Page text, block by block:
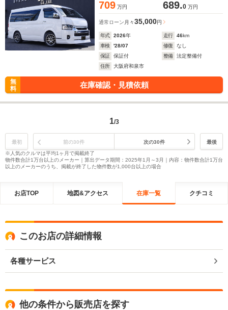
709 万円 689.0 万円
通常ローン 月々35,000円
年式 2026年 走行 46km
車検
'28/07 修復
なし
保証
保証付 整備
法定整備付
住所
大阪府和泉市
無
料
在庫確認・見積依頼
1/3
最初 前の30件 次の30件
最後
※人気のクルマは平均1ヶ月で掲載終了
物件数合計1万台以上のメーカー｜算出データ期間：2025年1月～3月｜内容：物件数合計1万台
以上のメーカーのうち、掲載が終了した物件数が1,000台以上の場合
お店TOP 地図&アクセス 在庫一覧 クチコミ
このお店の詳細情報
各種サービス
他の条件から販売店を探す